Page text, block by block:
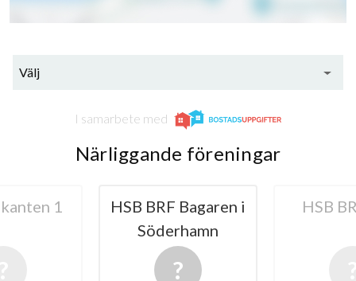
Välj
I samarbete med
Närliggande föreningar
1
HSB BRF Bagaren i
Söderhamn
HSB